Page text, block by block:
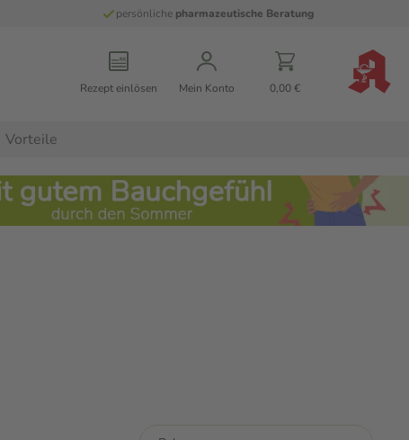
persönliche pharmazeutische Beratung
Rezept einlösen Mein Konto 0,00 €
Vorteile